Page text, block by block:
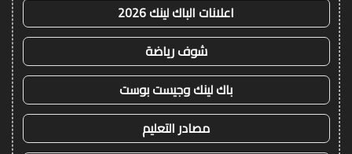
اعلانات الباك لينك 2026
شوف رياضة
باك لينك وجيست بوست
مصادر التعليم